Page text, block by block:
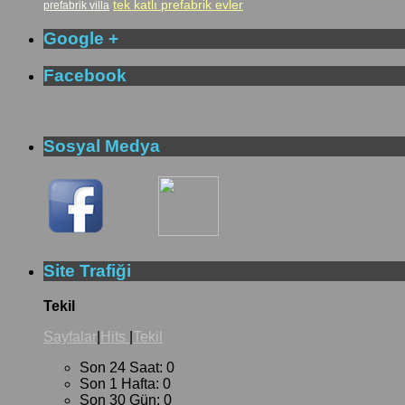
prefabrik villa tek katlı prefabrik evler
Google +
Facebook
Sosyal Medya
Site Trafiği
Tekil
Sayfalar Hits Tekil
Son 24 Saat: 0
Son 1 Hafta: 0
Son 30 Gün: 0